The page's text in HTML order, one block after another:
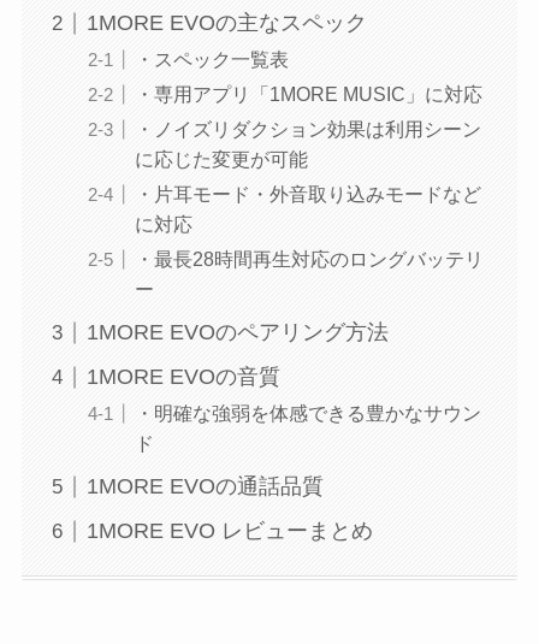
1MORE EVOの主なスペック
・スペック一覧表
・専用アプリ「1MORE MUSIC」に対応
・ノイズリダクション効果は利用シーン
に応じた変更が可能
・片耳モード・外音取り込みモードなど
に対応
・最長28時間再生対応のロングバッテリ
ー
1MORE EVOのペアリング方法
1MORE EVOの音質
・明確な強弱を体感できる豊かなサウン
ド
1MORE EVOの通話品質
1MORE EVO レビューまとめ